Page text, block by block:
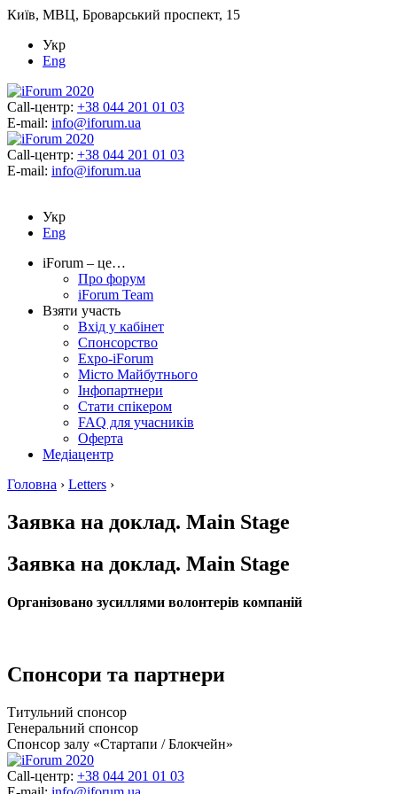
Київ, МВЦ, Броварський проспект, 15
Укр
Eng
Call-центр: +38 044 201 01 03
E-mail: info@iforum.ua
Call-центр: +38 044 201 01 03
E-mail: info@iforum.ua
Укр
Eng
iForum – це…
Про форум
iForum Team
Взяти участь
Вхід у кабінет
Спонсорство
Expo-iForum
Місто Майбутнього
Інфопартнери
Стати спікером
FAQ для учасників
Оферта
Медіацентр
Головна › Letters ›
Заявка на доклад. Main Stage
Заявка на доклад. Main Stage
Організовано зусиллями волонтерів компаній
Спонсори та партнери
Титульний спонсор
Генеральний спонсор
Спонсор залу «Стартапи / Блокчейн»
Call-центр: +38 044 201 01 03